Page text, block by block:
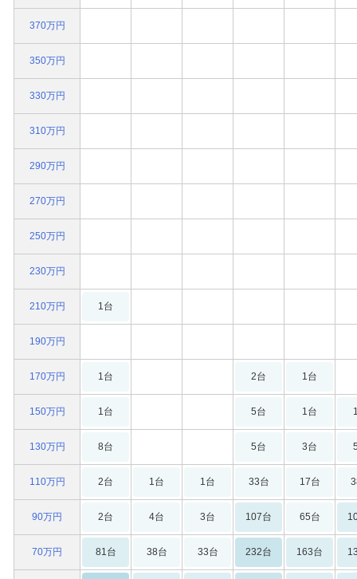
370万円
350万円
330万円
310万円
290万円
270万円
250万円
230万円
210万円
190万円
170万円
150万円
130万円
110万円
90万円
70万円
1台
1台 2台 1台
1台 5台 1台
8台 5台 3台
2台 1台 1台 33台 17台
2台 4台 3台 107台 65台
81台 38台 33台 232台 163台